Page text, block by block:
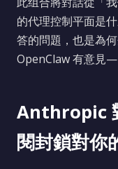
的代理控制平面是
答的問題，也是為
OpenClaw 有意見
Anthropic
閱封鎖對你